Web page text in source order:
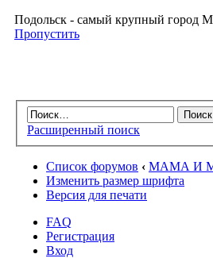
Подольск - самый крупный город
Пропустить
Расширенный поиск
Список форумов ‹ МАМА И
Изменить размер шрифта
Версия для печати
FAQ
Регистрация
Вход